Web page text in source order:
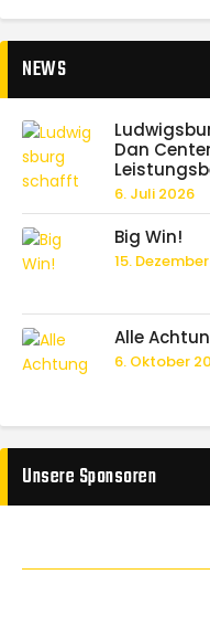
NEWS
Dan
6. Juli 2026
Big Win!
15.
Alle
6. Oktober
Unsere Sponsoren